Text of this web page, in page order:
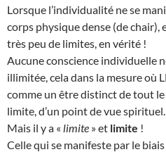
Lorsque l’individualité ne se
corps physique dense (de chair),
très peu de limites, en vérité !
Aucune conscience individuelle
illimitée, cela dans la mesure où
comme un être distinct de tout
limite, d’un point de vue spirituel.
Mais il y a « limite » et limite !
Celle qui se manifeste par le